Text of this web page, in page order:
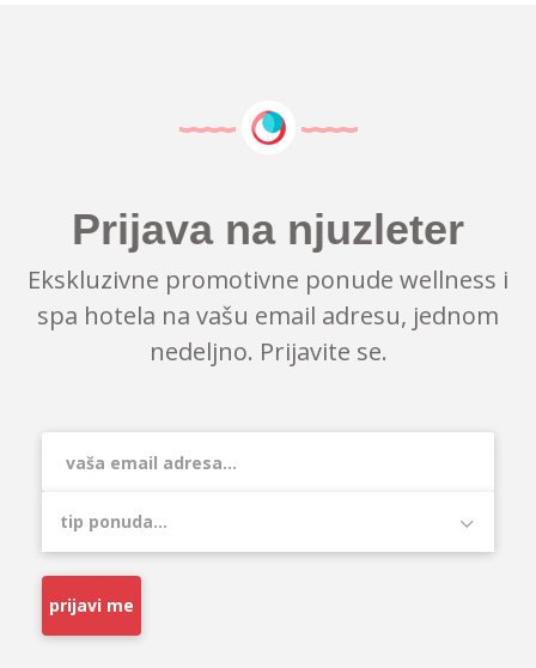
Prijava na njuzleter
Ekskluzivne promotivne ponude wellness i
spa hotela na vašu email adresu, jednom
nedeljno. Prijavite se.
prijavi me